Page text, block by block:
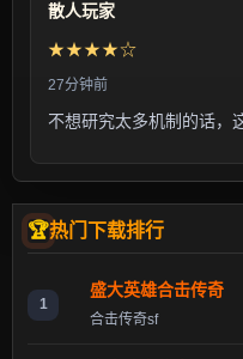
散人玩家
★★★★☆
27分钟前
不想研究太多机制的话，
热门下载排行
1
盛大英雄合击传奇
合击传奇sf